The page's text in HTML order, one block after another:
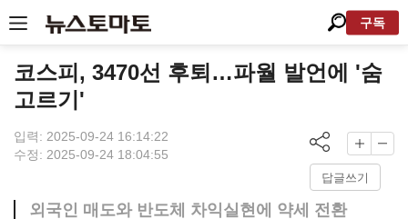
구독
코스피, 3470선 후퇴…파월 발언에 '숨
고르기'
입력: 2025-09-24 16:14:22
수정: 2025-09-24 18:04:55
답글쓰기
외국인 매도와 반도체 차익실현에 약세 전환